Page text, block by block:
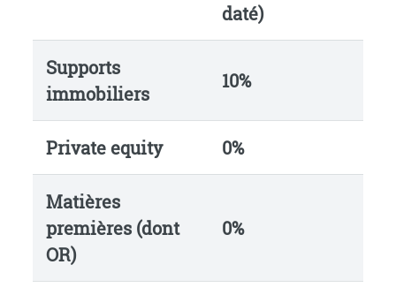
daté)
Supports
immobiliers
10%
Private equity 0%
Matières
premières (dont
OR)
0%